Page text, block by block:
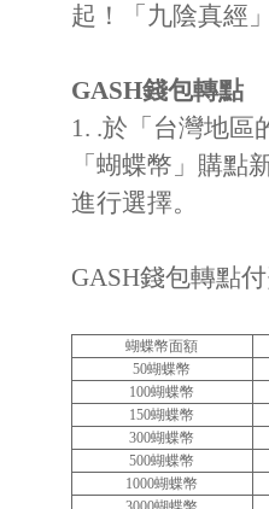
起！「九陰真經
GASH錢包轉點
1. .於「台灣地區
「蝴蝶幣」購點
進行選擇。
GASH錢包轉點
蝴蝶幣面額
50蝴蝶幣
100蝴蝶幣
150蝴蝶幣
300蝴蝶幣
500蝴蝶幣
1000蝴蝶幣